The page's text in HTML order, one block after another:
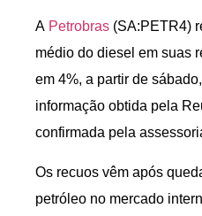
A Petrobras (SA:PETR4)
médio do diesel em suas
em 4%, a partir de
informação obtida pela
confirmada pela
Os recuos vêm após
petróleo no mercado